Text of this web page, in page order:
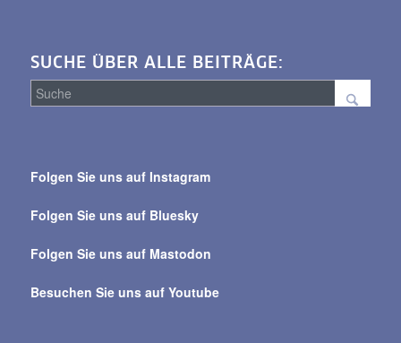
SUCHE ÜBER ALLE BEITRÄGE:
alle
Folgen Sie uns auf Instagram
Folgen Sie uns auf Bluesky
Folgen Sie uns auf Mastodon
Besuchen Sie uns auf Youtube